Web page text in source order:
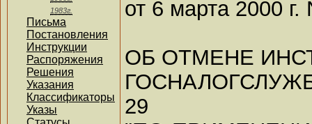
1983г.
Письма
Постановления
Инструкции
Распоряжения
Решения
Указания
Классификаторы
Указы
от 6 марта 2000
ОБ ОТМЕНЕ
29